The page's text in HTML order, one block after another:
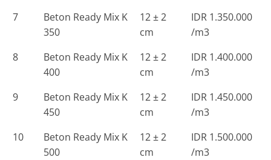
7
Beton Ready Mix K
350
12 ± 2
cm
IDR 1.350.000
/m3
8
Beton Ready Mix K
400
12 ± 2
cm
IDR 1.400.000
/m3
9
Beton Ready Mix K
450
12 ± 2
cm
IDR 1.450.000
/m3
10
Beton Ready Mix K
500
12 ± 2
cm
IDR 1.500.000
/m3